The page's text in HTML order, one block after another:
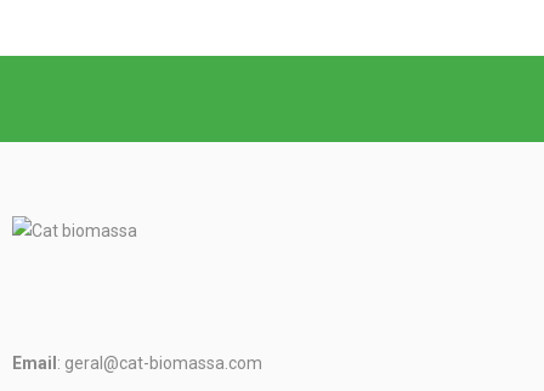
Email : geral@cat-biomassa.com